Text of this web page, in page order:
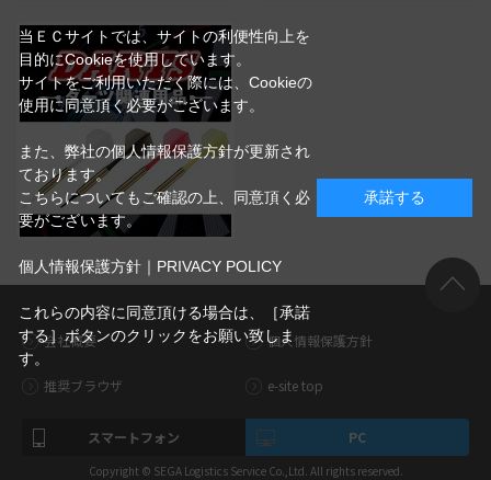
会社概要 個人情報保護方針
推奨ブラウザ e-site top
スマートフォン PC
Copyright © SEGA Logistics Service Co.,Ltd. All rights reserved.
当ＥＣサイトでは、サイトの利便性向上を
目的にCookieを使用しています。
サイトをご利用いただく際には、Cookieの
使用に同意頂く必要がございます。
また、弊社の個人情報保護方針が更新され
ております。
こちらについてもご確認の上、同意頂く必
要がございます。
個人情報保護方針｜PRIVACY POLICY
これらの内容に同意頂ける場合は、［承諾
する］ボタンのクリックをお願い致しま
す。
承諾する